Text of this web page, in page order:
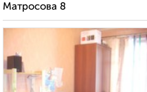
Матросова 8